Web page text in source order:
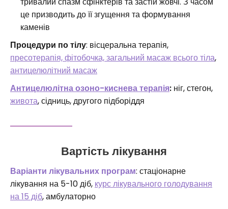
це призводить до її згущення та формування
каменів
Процедури по тілу: вісцеральна терапія,
пресотерапія, фітобочка,загальний масаж всього тіла,
антицелюлітний масаж
Антицелюлітна озоно-киснева терапія: ніг, стегон,
живота, сідниць, другого підборіддя
Вартість лікування
Варіанти лікувальних програм: стаціонарне
лікування на 5-10 діб, курс лікувального голодування
на 15 діб, амбулаторно